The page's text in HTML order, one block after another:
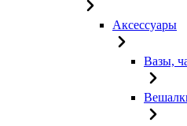
Аксессуары
Вазы,